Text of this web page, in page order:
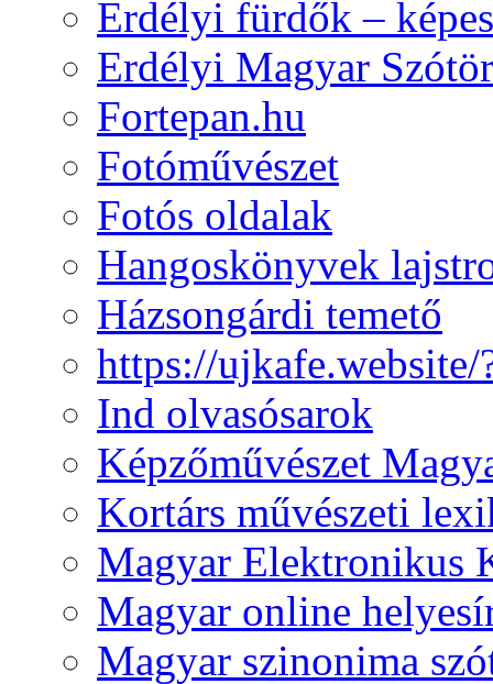
Erdélyi fürdők –
Erdélyi Magyar
Fortepan.hu
Fotóművészet
Fotós oldalak
Hangoskönyvek
Házsongárdi temető
https://
Ind olvasósarok
Képzőművészet
Kortárs művészeti
Magyar Elektronikus
Magyar online
Magyar szinonima